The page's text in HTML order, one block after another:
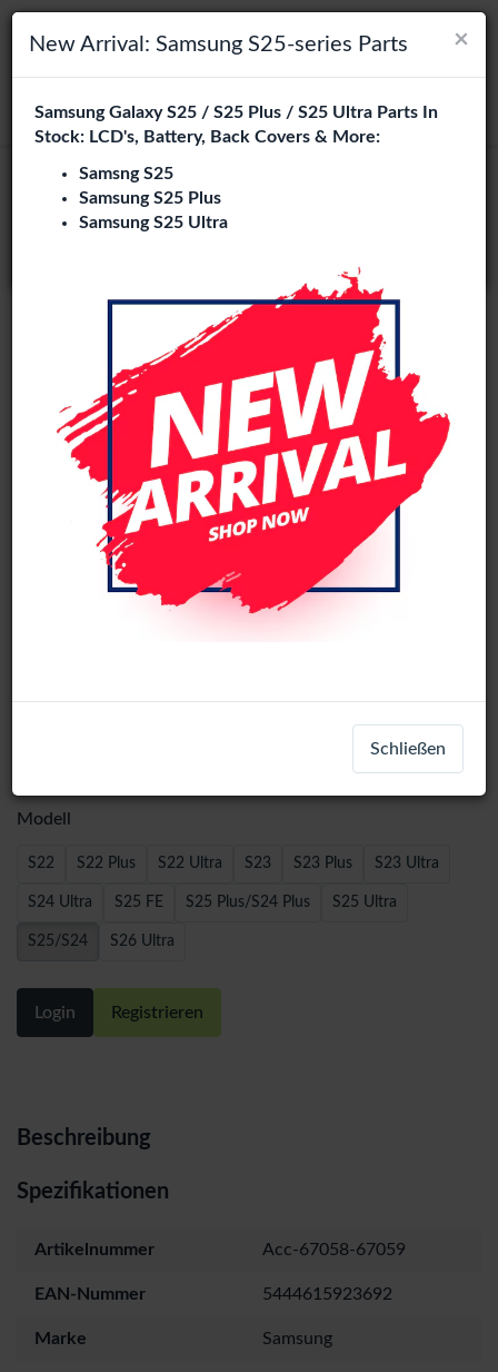
×
Wählen Sie Ihre Sprache
Es sieht so aus, als wären Sie in Vereinigte Staaten
Besuchen Sie
Navigation umschalten
suchen
Login
Wave MagSafe Shockproof Case
(Transparent) - Samsung - S25/S24
Modell
S22 S22 Plus S22 Ultra S23 S23 Plus S23 Ultra
S24 Ultra S25 FE S25 Plus/S24 Plus S25 Ultra
S25/S24 S26 Ultra
Login Registrieren
Beschreibung
Spezifikationen
Artikelnummer Acc-67058-67059
EAN-Nummer 5444615923692
Marke Samsung
×
New Arrival: Samsung S25-series Parts
Samsung Galaxy S25 / S25 Plus / S25 Ultra Parts In
Stock: LCD's, Battery, Back Covers & More:
Samsng S25
Samsung S25 Plus
Samsung S25 Ultra
Schließen